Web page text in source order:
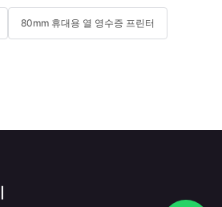
80mm 휴대용 열 영수증 프린터